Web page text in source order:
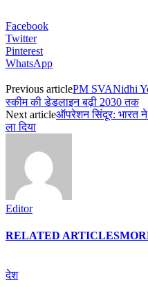
Facebook
Twitter
Pinterest
WhatsApp
Previous articlePM SVANidhi
स्कीम की डेडलाइन बढ़ी 2030 तक
Next articleऑपरेशन सिंदूर: भारत
ला दिया
Editor
RELATED ARTICLES
देश